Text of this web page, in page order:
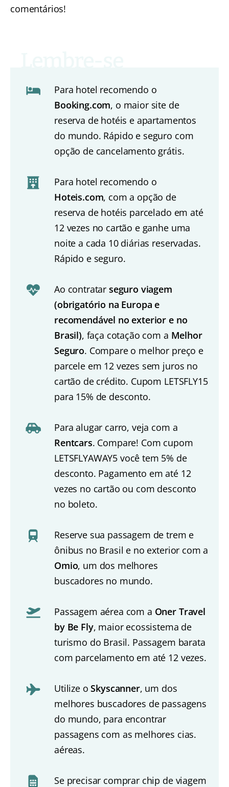
comentários!
Para hotel recomendo o
Booking.com, o maior site de
reserva de hotéis e apartamentos
do mundo. Rápido e seguro com
opção de cancelamento grátis.
Para hotel recomendo o
Hoteis.com, com a opção de
reserva de hotéis parcelado em até
12 vezes no cartão e ganhe uma
noite a cada 10 diárias reservadas.
Rápido e seguro.
Ao contratar seguro viagem
(obrigatório na Europa e
recomendável no exterior e no
Brasil), faça cotação com a Melhor
Seguro. Compare o melhor preço e
parcele em 12 vezes sem juros no
cartão de crédito. Cupom LETSFLY15
para 15% de desconto.
Para alugar carro, veja com a
Rentcars. Compare! Com cupom
LETSFLYAWAY5 você tem 5% de
desconto. Pagamento em até 12
vezes no cartão ou com desconto
no boleto.
Reserve sua passagem de trem e
ônibus no Brasil e no exterior com a
Omio, um dos melhores
buscadores no mundo.
Passagem aérea com a Oner Travel
by Be Fly, maior ecossistema de
turismo do Brasil. Passagem barata
com parcelamento em até 12 vezes.
Utilize oSkyscanner, um dos
melhores buscadores de passagens
do mundo, para encontrar
passagens com as melhores cias.
aéreas.
Se precisar comprar chip de viagem